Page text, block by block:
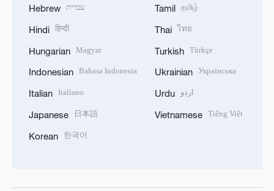
Hebrew עברית
Hindi हिन्दी
Hungarian Magyar
Indonesian Bahasa Indonesia
Italian Italiano
Japanese 日本語
Korean 한국어
Tamil தமிழ்
Thai ไทย
Turkish Türkçe
Ukrainian Українська
Urdu اردو
Vietnamese Tiếng Việt